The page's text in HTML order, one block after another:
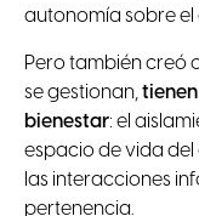
autonomía sobre
Pero también creó
se gestionan,
bienestar: el
espacio de vida
las interacciones
pertenencia.